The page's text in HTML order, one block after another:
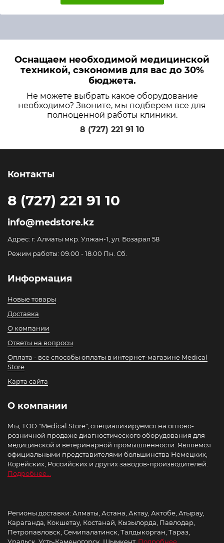
Оснащаем необходимой медицинской
техникой, сэкономив для вас до 30%
бюджета.
Не можете выбрать какое оборудование
необходимо? Звоните, мы подберем все для
полноценной работы клиники.
8 (727) 221 91 10
Контакты
8 (727) 221 91 10
info@medstore.kz
Адрес: г. Алматы мкр. Улжан-1, ул. Бозарал 58
Режим работы: 09.00 - 18.00 Пн. Сб.
Информация
Новые товары
Доставка
О компании
Ответы на вопросы
Оплата - все способы оплаты в интернет-магазине Medical
Store
Карта сайта
О компании
Мы, ТОО "Medical Store", специализируемся на оптово-
розничной продаже диагностического оборудования для
медицинской и ветеринарной промышленности. Являемся
официальными представителями большинства Немецких,
Корейских, Российских и других заводов-производителей.
Подробнее...
Регионы доставки: Алматы, Астана, Актау, Актобе, Атырау,
Караганда, Кокшетау, Костанай, Кызылорда, Павлодар,
Петропавловск, Семипалатинск, Талдыкорган, Тараз,